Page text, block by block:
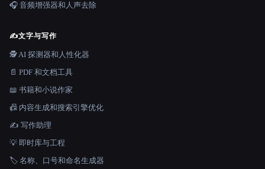
🎧 音频增强器和人声去除
✍️文字与写作
🕵️ AI 探测器和人性化器
📄 PDF 和文档工具
📖 书籍和小说作家
📠 内容生成和搜索引擎优化
✍️ 写作助理
💡 即时库与工程
🏷️ 名称、口号和命名生成器